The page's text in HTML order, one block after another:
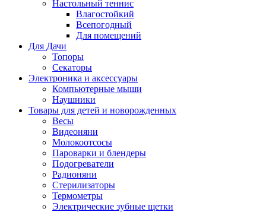
Настольный теннис
Влагостойкий
Всепогодный
Для помещений
Для Дачи
Топоры
Секаторы
Электроника и аксессуары
Компьютерные мыши
Наушники
Товары для детей и новорожденных
Весы
Видеоняни
Молокоотсосы
Пароварки и блендеры
Подогреватели
Радионяни
Стерилизаторы
Термометры
Электрические зубные щетки